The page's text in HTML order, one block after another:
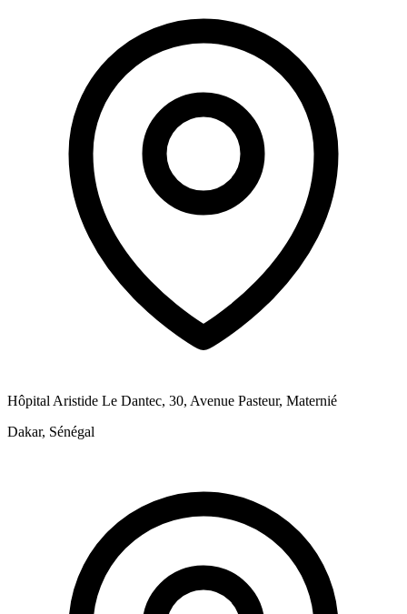
Hôpital Aristide Le Dantec, 30, Avenue Pasteur, Maternié
Dakar, Sénégal